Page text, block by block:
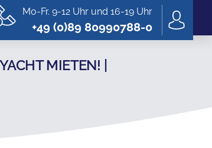
Mo-Fr. 9-12 Uhr und 16-19 Uhr
+49 (0)89 80990788-0
MIETEN! |